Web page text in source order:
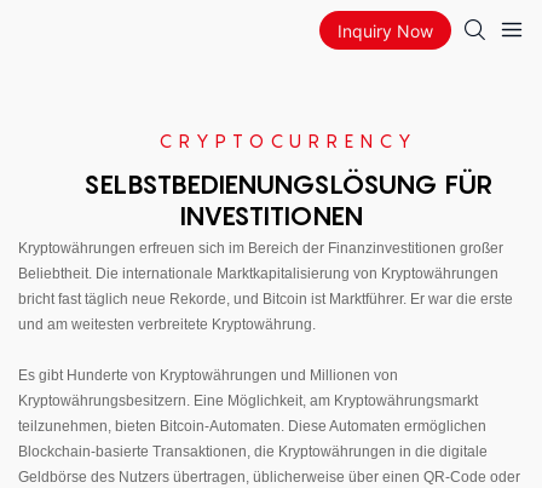
Inquiry Now
CRYPTOCURRENCY
SELBSTBEDIENUNGSLÖSUNG FÜR
INVESTITIONEN
Kryptowährungen erfreuen sich im Bereich der Finanzinvestitionen großer
Beliebtheit. Die internationale Marktkapitalisierung von Kryptowährungen
bricht fast täglich neue Rekorde, und Bitcoin ist Marktführer. Er war die erste
und am weitesten verbreitete Kryptowährung.
Es gibt Hunderte von Kryptowährungen und Millionen von
Kryptowährungsbesitzern. Eine Möglichkeit, am Kryptowährungsmarkt
teilzunehmen, bieten Bitcoin-Automaten. Diese Automaten ermöglichen
Blockchain-basierte Transaktionen, die Kryptowährungen in die digitale
Geldbörse des Nutzers übertragen, üblicherweise über einen QR-Code oder